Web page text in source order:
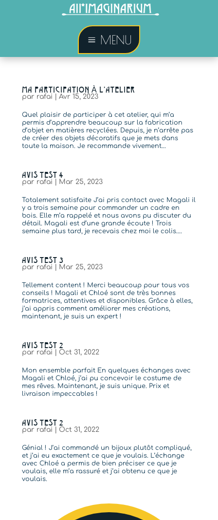
a MENU
MA PARTICIPATION À L’ATELIER
par rafai Avr 15, 2023
Quel plaisir de participer à cet atelier, qui m’a
permis d’apprendre beaucoup sur la fabrication
d’objet en matières recyclées. Depuis, je n’arrête pas
de créer des objets décoratifs que je mets dans
toute la maison. Je recommande vivement...
AVIS TEST 4
par rafai Mar 25, 2023
Totalement satisfaite J’ai pris contact avec Magali il
y a trois semaine pour commander un cadre en
bois. Elle m’a rappelé et nous avons pu discuter du
détail. Magali est d’une grande écoute ! Trois
semaine plus tard, je recevais chez moi le colis....
AVIS TEST 3
par rafai Mar 25, 2023
Tellement content ! Merci beaucoup pour tous vos
conseils ! Magali et Chloé sont de très bonnes
formatrices, attentives et disponibles. Grâce à elles,
j’ai appris comment améliorer mes créations,
maintenant, je suis un expert !
AVIS TEST 2
par rafai Oct 31, 2022
Mon ensemble parfait En quelques échanges avec
Magali et Chloé, j’ai pu concevoir le costume de
mes rêves. Maintenant, je suis unique. Prix et
livraison impeccables !
AVIS TEST 2
par rafai Oct 31, 2022
Génial ! J’ai commandé un bijoux plutôt compliqué,
et j’ai eu exactement ce que je voulais. L’échange
avec Chloé a permis de bien préciser ce que je
voulais, elle m’a rassuré et j’ai obtenu ce que je
voulais.